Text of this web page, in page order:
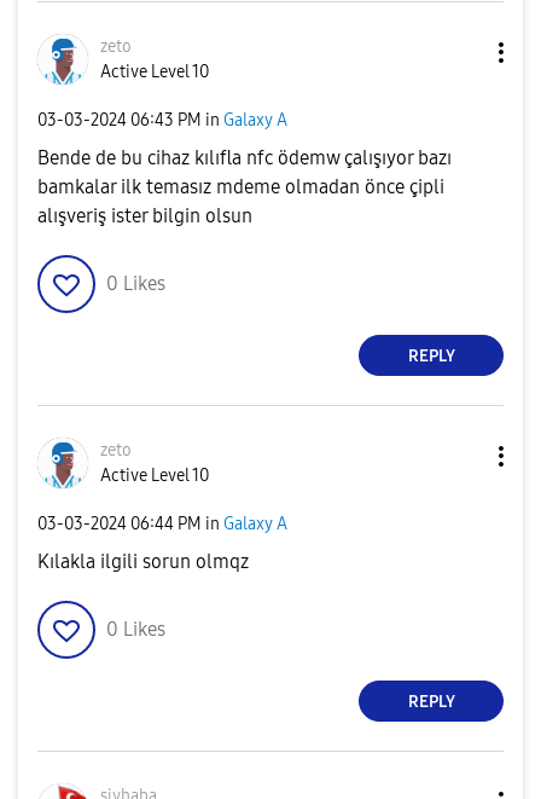
zeto
Active Level 10
‎03-03-2024 06:43 PM in Galaxy A
Bende de bu cihaz kılıfla nfc ödemw çalışıyor bazı
bamkalar ilk temasız mdeme olmadan önce çipli
alışveriş ister bilgin olsun
0 Likes
REPLY
zeto
Active Level 10
‎03-03-2024 06:44 PM in Galaxy A
Kılakla ilgili sorun olmqz
0 Likes
REPLY